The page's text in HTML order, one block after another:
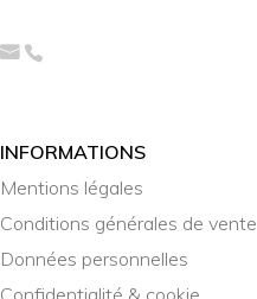
INFORMATIONS
Mentions légales
Conditions générales de vente
Données personnelles
Confidentialité & cookie